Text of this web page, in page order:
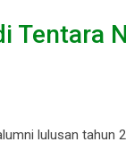
Tentara
lulusan tahun